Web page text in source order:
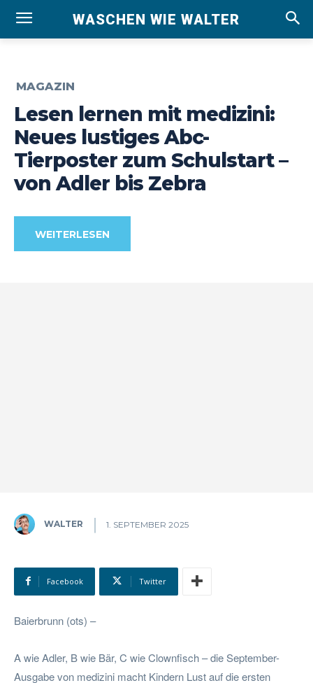
WASCHEN WIE WALTER
MAGAZIN
Lesen lernen mit medizini:
Neues lustiges Abc-
Tierposter zum Schulstart –
von Adler bis Zebra
WEITERLESEN
WALTER 1. SEPTEMBER 2025
Facebook Twitter
Baierbrunn (ots) –
A wie Adler, B wie Bär, C wie Clownfisch – die September-
Ausgabe von medizini macht Kindern Lust auf die ersten